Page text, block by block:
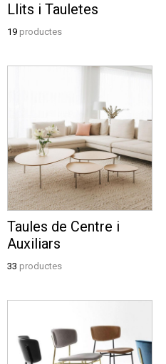
Llits i Tauletes
19 productes
Taules de Centre i
Auxiliars
33 productes